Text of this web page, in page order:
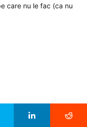
care nu le fac (ca nu
concediilor (care se